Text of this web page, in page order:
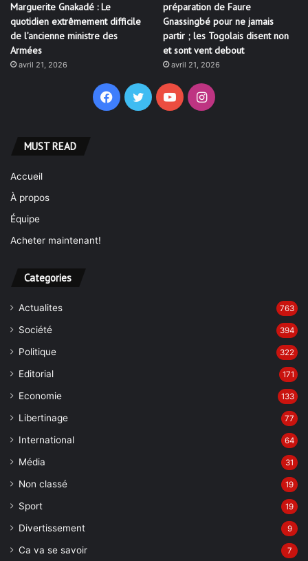
Marguerite Gnakadé : Le
quotidien extrêmement difficile
de l’ancienne ministre des
Armées
avril 21, 2026
préparation de Faure
Gnassingbé pour ne jamais
partir ; les Togolais disent non
et sont vent debout
avril 21, 2026
Facebook
TwitterYouTubeInstagram
MUST READ
Accueil
À propos
Équipe
Acheter maintenant!
Categories
Actualites 763
Société 394
Politique 322
Editorial 171
Economie 133
Libertinage 77
International 64
Média 31
Non classé 19
Sport 19
Divertissement 9
Ca va se savoir 7